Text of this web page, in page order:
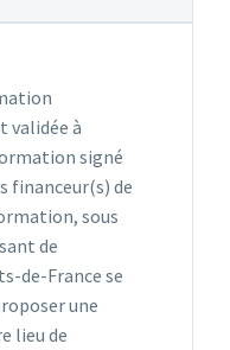
validée à
signé
financeur(s) de
sous
de
de-France se
une
lieu de